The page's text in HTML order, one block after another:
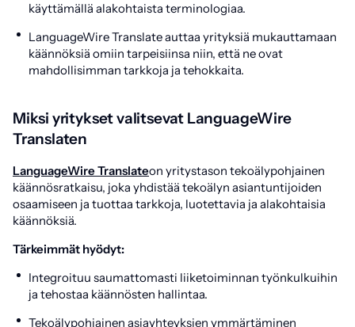
käyttämällä alakohtaista terminologiaa.
LanguageWire Translate auttaa yrityksiä mukauttamaan
käännöksiä omiin tarpeisiinsa niin, että ne ovat
mahdollisimman tarkkoja ja tehokkaita.
Miksi yritykset valitsevat LanguageWire
Translaten
LanguageWire Translateon yritystason tekoälypohjainen
käännösratkaisu, joka yhdistää tekoälyn asiantuntijoiden
osaamiseen ja tuottaa tarkkoja, luotettavia ja alakohtaisia
käännöksiä.
Tärkeimmät hyödyt:
Integroituu saumattomasti liiketoiminnan työnkulkuihin
ja tehostaa käännösten hallintaa.
Tekoälypohjainen asiayhteyksien ymmärtäminen